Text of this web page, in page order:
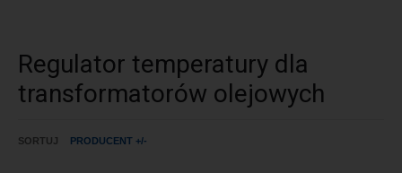
Regulator temperatury dla
transformatorów olejowych
SORTUJ PRODUCENT +/-